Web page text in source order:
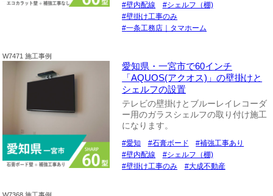
壁内配線
シェルフ（棚)
壁掛け工事のみ
一条工務店｜タマホーム
W7471 施工事例
愛知県・一宮市で60インチ
「AQUOS(アクオス)」の壁掛けと
シェルフの設置
テレビの壁掛けとブルーレイレコーダ
ー用のガラスシェルフの取り付け施工
になります。
愛知 石膏ボード
補強工事あり
壁内配線
シェルフ（棚)
壁掛け工事のみ
大成不動産